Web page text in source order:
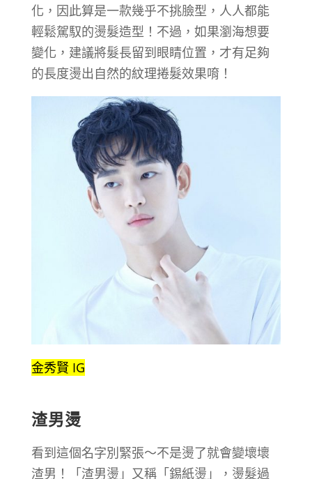
化，因此算是一款幾乎不挑臉型，人人都能
輕鬆駕馭的燙髮造型！不過，如果瀏海想要
變化，建議將髮長留到眼睛位置，才有足夠
的長度燙出自然的紋理捲髮效果唷！
金秀賢 IG
渣男燙
看到這個名字別緊張～不是燙了就會變壞壞
渣男！「渣男燙」又稱「錫紙燙」，燙髮過